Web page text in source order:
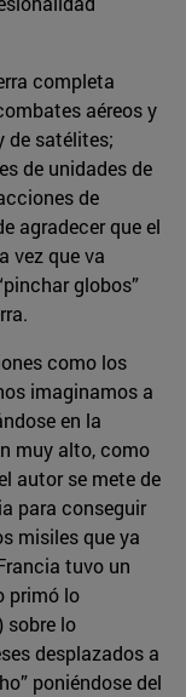
completa
aéreos y
de satélites;
de unidades de
de
agradecer que el
vez que va
globos”
como los
imaginamos a
en la
muy alto, como
autor se mete de
para conseguir
misiles que ya
tuvo un
primó lo
sobre lo
desplazados a
poniéndose del